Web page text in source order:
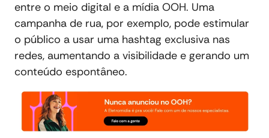
entre o meio digital e a mídia OOH. Uma
campanha de rua, por exemplo, pode estimular
o público a usar uma hashtag exclusiva nas
redes, aumentando a visibilidade e gerando um
conteúdo espontâneo.